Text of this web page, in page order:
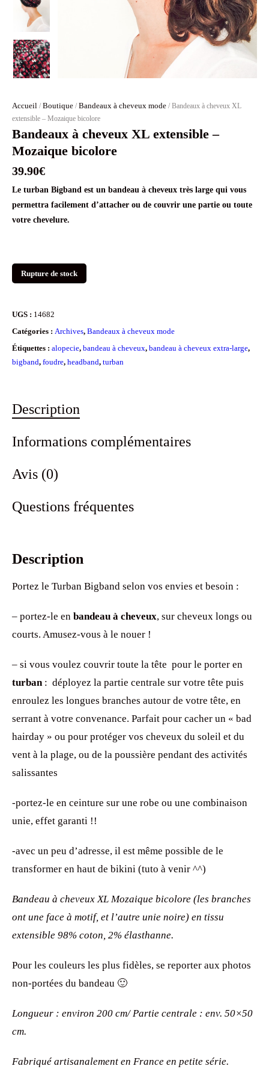
Accueil / Boutique / Bandeaux à cheveux mode / Bandeaux à cheveux XL
extensible – Mozaique bicolore
Bandeaux à cheveux XL extensible –
Mozaique bicolore
39.90€
Le turban Bigband est un bandeau à cheveux très large qui vous
permettra facilement d’attacher ou de couvrir une partie ou toute
votre chevelure.
Rupture de stock
UGS : 14682
Catégories : Archives, Bandeaux à cheveux mode
Étiquettes : alopecie, bandeau à cheveux, bandeau à cheveux extra-large,
bigband, foudre, headband, turban
Description
Informations complémentaires
Avis (0)
Questions fréquentes
Description
Portez le Turban Bigband selon vos envies et besoin :
– portez-le en bandeau à cheveux, sur cheveux longs ou
courts. Amusez-vous à le nouer !
– si vous voulez couvrir toute la tête pour le porter en
turban: déployez la partie centrale sur votre tête puis
enroulez les longues branches autour de votre tête, en
serrant à votre convenance. Parfait pour cacher un « bad
hairday » ou pour protéger vos cheveux du soleil et du
vent à la plage, ou de la poussière pendant des activités
salissantes
-portez-le en ceinture sur une robe ou une combinaison
unie, effet garanti !!
-avec un peu d’adresse, il est même possible de le
transformer en haut de bikini (tuto à venir ^^)
Bandeau à cheveux XL Mozaique bicolore (les branches
ont une face à motif, et l’autre unie noire) en tissu
extensible 98% coton, 2% élasthanne.
Pour les couleurs les plus fidèles, se reporter aux photos
non-portées du bandeau 🙂
Longueur : environ 200 cm/ Partie centrale : env. 50×50
cm.
Fabriqué artisanalement en France en petite série.